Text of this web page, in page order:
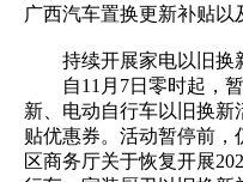
广西汽车置换更新补贴以
持续开展家电以旧换
自11月7日零时起，暂
新、电动自行车以旧换新
贴优惠券。活动暂停前，
区商务厅关于恢复开展